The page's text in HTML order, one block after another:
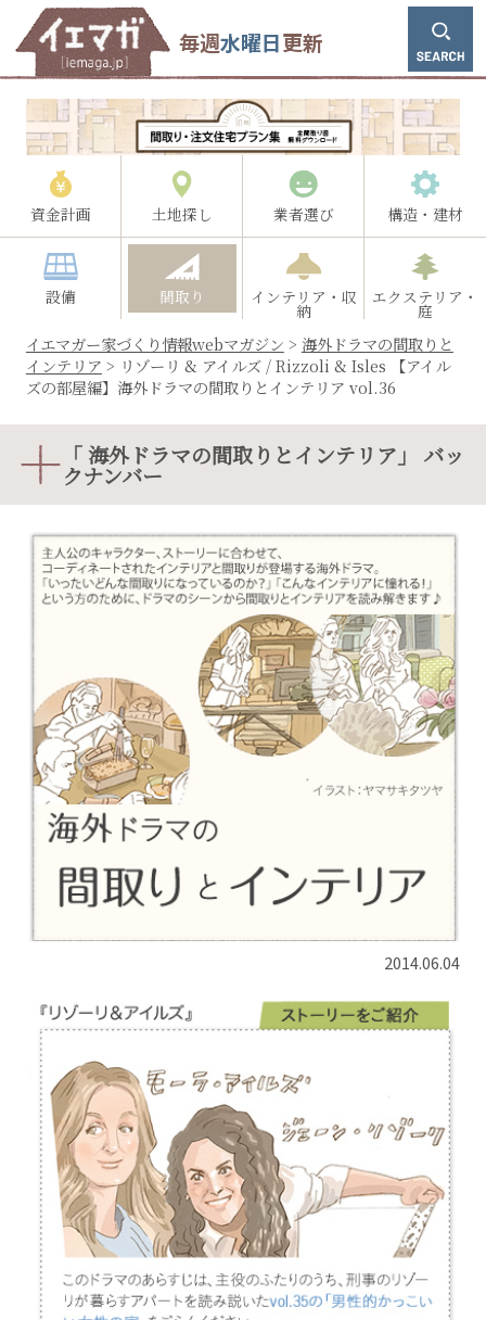
毎週水曜日更新
資金計画 土地探し 業者選び 構造・建材
設備 間取り インテリア・収
納
エクステリア・
庭
イエマガー家づくり情報webマガジン > 海外ドラマの間取りと
インテリア > リゾーリ & アイルズ / Rizzoli & Isles 【アイル
ズの部屋編】海外ドラマの間取りとインテリア vol.36
「 海外ドラマの間取りとインテリア」 バッ
クナンバー
2014.06.04